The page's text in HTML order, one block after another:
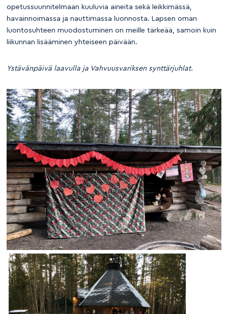
opetussuunnitelmaan kuuluvia aineita sekä leikkimässä,
havainnoimassa ja nauttimassa luonnosta. Lapsen oman
luontosuhteen muodostuminen on meille tärkeää, samoin kuin
liikunnan lisääminen yhteiseen päivään.
Ystävänpäivä laavulla ja Vahvuusvariksen synttärjuhlat.